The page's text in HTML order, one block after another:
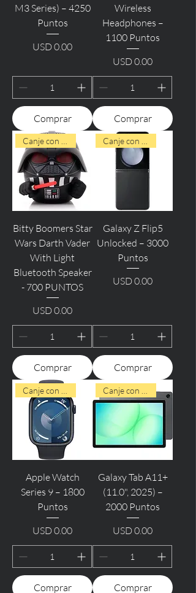
M3 Series) – 4250
Puntos
Precio
USD 0.00
Comprar
Wireless
Headphones –
1100 Puntos
Precio
USD 0.00
Comprar
Bitty Boomers Star
Wars Darth Vader
With Light
Bluetooth Speaker
- 700 PUNTOS
Precio
USD 0.00
Comprar
Galaxy Z Flip5
Unlocked – 3000
Puntos
Precio
USD 0.00
Comprar
Apple Watch
Series 9 – 1800
Puntos
Precio
USD 0.00
Comprar
Galaxy Tab A11+
(11.0", 2025) –
2000 Puntos
Precio
USD 0.00
Comprar